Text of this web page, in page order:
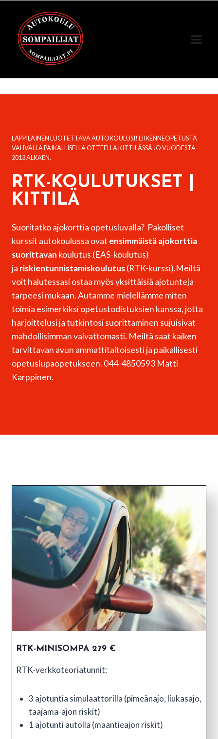
sisältöön
LAPPILAINEN LUOTETTAVA AUTOKOULUSI! LIIKENNEOPETUSTA
VAHVALLA PAIKALLISELLA OTTEELLA KITTILÄSSÄ JO VUODESTA
2013 ALKAEN.
RTK-KOULUTUKSET |
KITTILÄ
Suoritatko ajokorttia opetusluvalla? Pakolliset
kurssit autokoulussa ovat ensimmäistä ajokorttia
suorittavan koulutus (EAS-koulutus)
ja riskientunnistamiskoulutus(RTK-kurssi).Meiltä
voit halutessasi ostaa myös yksittäisiä ajotunteja
tarpeesi mukaan. Autamme mielellämme miten
toimia esimerkiksi opetustodistuksien kanssa, jotta
harjoittelusi ja tutkintosi suorittaminen sujuisivat
mahdollisimman vaivattomasti. Meiltä saat kaiken
tarvittavan avun ammattitaitoisesti ja paikallisesti
opetuslupaopetukseen. 044-4850593 Matti
Karppinen.
RTK-MINISOMPA 279 €
RTK-verkkoteoriatunnit:
3 ajotuntia simulaattorilla (pimeänajo, liukasajo,
taajama-ajon riskit)
1 ajotunti autolla (maantieajon riskit)